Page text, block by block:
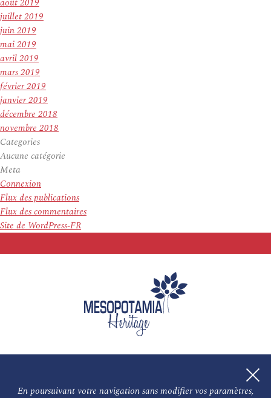
En poursuivant votre navigation sans modifier vos paramètres,
juillet 2019
juin 2019
mai 2019
avril 2019
mars 2019
février 2019
janvier 2019
décembre 2018
novembre 2018
Categories
Aucune catégorie
Meta
Connexion
Flux des publications
Flux des commentaires
Site de WordPress-FR